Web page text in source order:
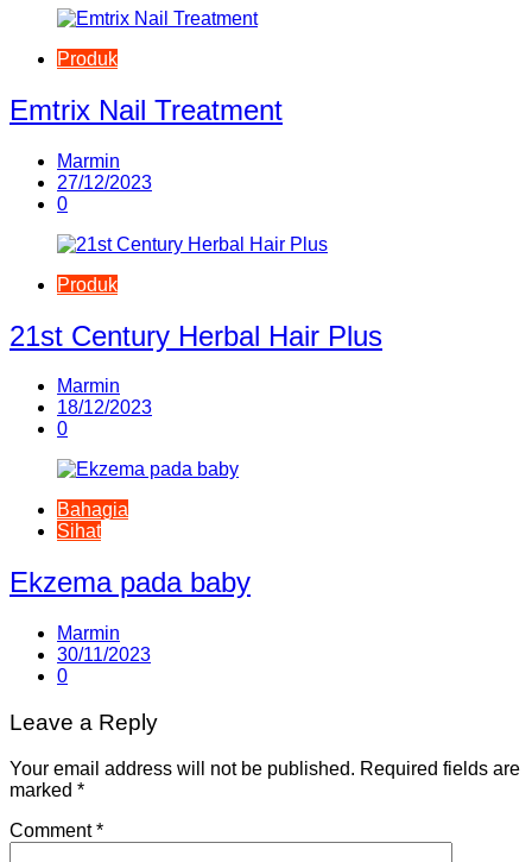
Produk
Emtrix Nail Treatment
Marmin
27/12/2023
0
Produk
21st Century Herbal Hair Plus
Marmin
18/12/2023
0
Bahagia
Sihat
Ekzema pada baby
Marmin
30/11/2023
0
Leave a Reply
Your email address will not be published. Required fields are
marked *
Comment*